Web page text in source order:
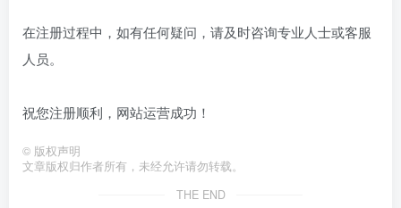
在注册过程中，如有任何疑问，请及时咨询专业人士或客服
人员。
祝您注册顺利，网站运营成功！
© 版权声明
文章版权归作者所有，未经允许请勿转载。
THE END